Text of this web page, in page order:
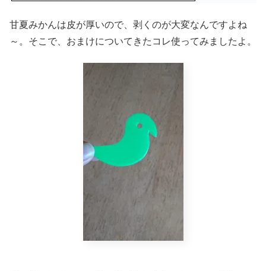
甘夏みかんは皮が厚いので、剥くのが大変なんですよね
～。そこで、おまけについてきたコレ使ってみましたよ。